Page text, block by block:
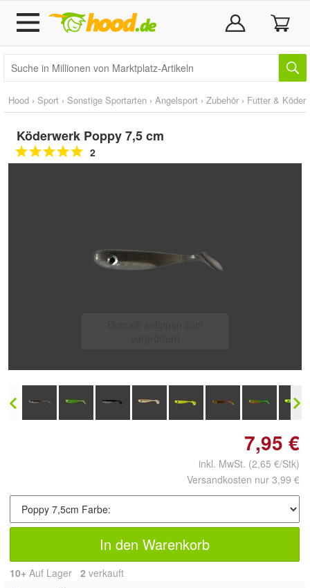
Hood › Sport › Sonstige Sportarten › Angelsport › Zubehör › Futter & Köder
Köderwerk Poppy 7,5 cm
2
7,95 €
inkl. MwSt. (2,65 €/Stk)
Versandkosten nur 3,99 €
In den Warenkorb
10+ Auf Lager 2 verkauft